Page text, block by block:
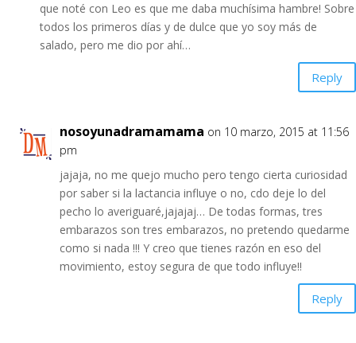
que noté con Leo es que me daba muchísima hambre! Sobre
todos los primeros días y de dulce que yo soy más de
salado, pero me dio por ahí…
Reply
nosoyunadramamama on 10 marzo, 2015 at 11:56
pm
jajaja, no me quejo mucho pero tengo cierta curiosidad
por saber si la lactancia influye o no, cdo deje lo del
pecho lo averiguaré,jajajaj… De todas formas, tres
embarazos son tres embarazos, no pretendo quedarme
como si nada !!! Y creo que tienes razón en eso del
movimiento, estoy segura de que todo influye!!
Reply